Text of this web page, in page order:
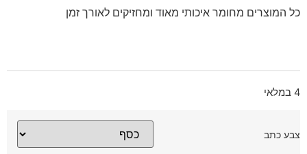
כל המוצרים מחומר איכותי מאוד ומחזיקים לאורך זמן
4 במלאי
צבע כתב